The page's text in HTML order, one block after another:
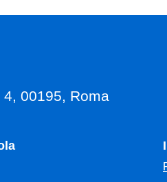
00195, Roma